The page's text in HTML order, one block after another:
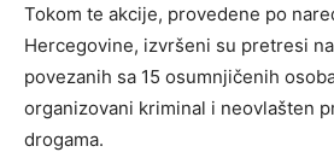
Tokom te akcije, provedene po
Hercegovine, izvršeni su pretresi
povezanih sa 15 osumnjičenih
organizovani kriminal i neovlašten
drogama.